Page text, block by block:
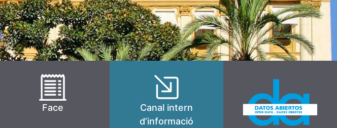
Face
Canal intern
d’informació